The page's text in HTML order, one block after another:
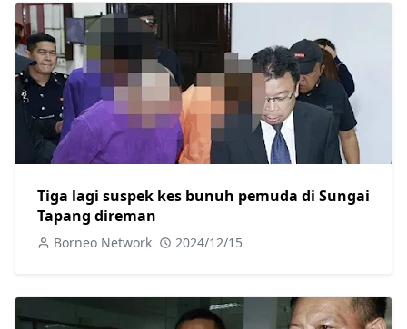
Tiga lagi suspek kes bunuh pemuda di Sungai
Tapang direman
Borneo Network 2024/12/15